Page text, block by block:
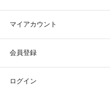
マイアカウント
会員登録
ログイン